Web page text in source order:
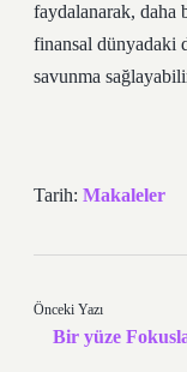
faydalanarak, daha
finansal dünyadaki
savunma
Tarih: Makaleler
Önceki Yazı
Bir yüze